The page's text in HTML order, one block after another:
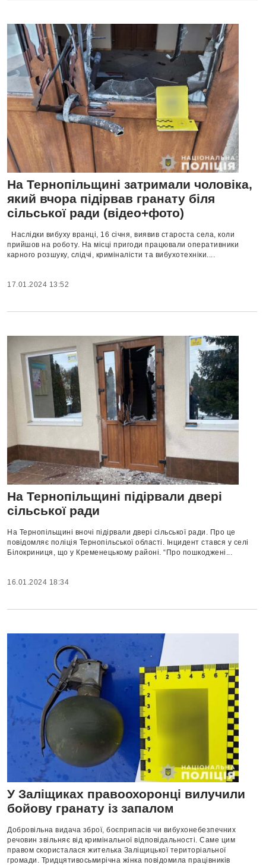
На Тернопільщині затримали чоловіка,
який вчора підірвав гранату біля
сільської ради (відео+фото)
Наслідки вибуху вранці, 16 січня, виявив староста села, коли
прийшов на роботу. На місці пригоди працювали оперативники
карного розшуку, слідчі, криміналісти та вибухотехніки....
17.01.2024 13:52
На Тернопільщині підірвали двері
сільської ради
На Тернопільщині вночі підірвали двері сільської ради. Про це
повідомляє поліція Тернопільської області. Інцидент стався у селі
Білокриниця, що у Кременецькому районі. “Про пошкоджені...
16.01.2024 18:34
У Заліщиках правоохоронці вилучили
бойову гранату із запалом
Добровільна видача зброї, боєприпасів чи вибухонебезпечних
речовин звільняє від кримінальної відповідальності. Саме цим
правом скористалася жителька Заліщицької територіальної
громади. Тридцятивосьмирічна жінка повідомила працівників